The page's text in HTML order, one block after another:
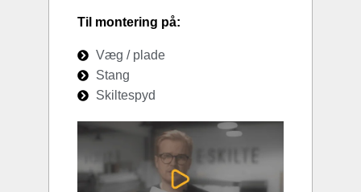
Til montering på:
Væg / plade
Stang
Skiltespyd